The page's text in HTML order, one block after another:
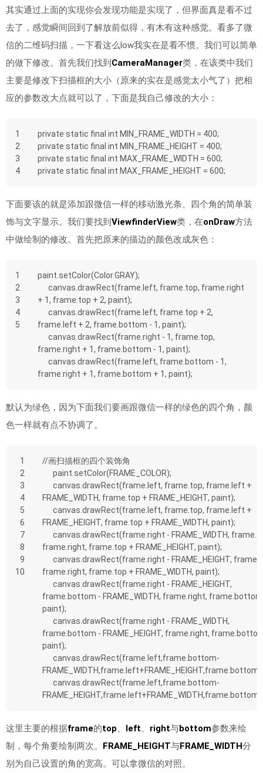
其实通过上面的实现你会发现功能是实现了，但界面真是看不过
去了，感觉瞬间回到了解放前似得，有木有这种感觉。看多了微
信的二维码扫描，一下看这么low我实在是看不惯。我们可以简单
的做下修改。首先我们找到 CameraManager类，在该类中我们
主要是修改下扫描框的大小（原来的实在是感觉太小气了）把相
应的参数改大点就可以了，下面是我自己修改的大小：
1
2
3
4
private static final int MIN_FRAME_WIDTH = 400;
private static final int MIN_FRAME_HEIGHT = 400;
private static final int MAX_FRAME_WIDTH = 600;
private static final int MAX_FRAME_HEIGHT = 600;
下面要该的就是添加跟微信一样的移动激光条、四个角的简单装
饰与文字显示。我们要找到 ViewfinderView类，在onDraw方法
中做绘制的修改。首先把原来的描边的颜色改成灰色：
1
2
3
4
5
paint.setColor(Color.GRAY);
+ 1, frame.top + 2, paint);
frame.left + 2, frame.bottom - 1, paint);
frame.right + 1, frame.bottom - 1, paint);
frame.right + 1, frame.bottom + 1, paint);
默认为绿色，因为下面我们要画跟微信一样的绿色的四个角，颜
色一样就有点不协调了。
1
2
3
4
5
6
7
8
9
10
//画扫描框的四个装饰角
      paint.setColor(FRAME_COLOR);
FRAME_WIDTH, frame.top + FRAME_HEIGHT, paint);
FRAME_HEIGHT, frame.top + FRAME_WIDTH, paint);
frame.right, frame.top + FRAME_HEIGHT, paint);
frame.right, frame.top + FRAME_WIDTH, paint);
frame.bottom - FRAME_WIDTH, frame.right,
paint);
frame.bottom - FRAME_HEIGHT, frame.right,
paint);
这里主要的根据frame的top、 left、 right与bottom参数来绘
制，每个角要绘制两次。 FRAME_HEIGHT与FRAME_WIDTH分
别为自己设置的角的宽高。可以拿微信的对照。